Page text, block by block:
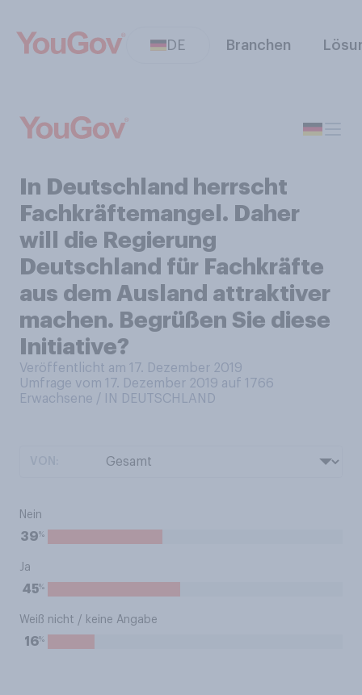
DE Branchen
In Deutschland herrscht
Fachkräftemangel. Daher
will die Regierung
Deutschland für Fachkräfte
aus dem Ausland attraktiver
machen. Begrüßen Sie diese
Initiative?
Veröffentlicht am 17. Dezember 2019
Umfrage vom 17. Dezember 2019 auf 1766
Erwachsene / IN DEUTSCHLAND
Nein
39%
Ja
45%
Weiß nicht / keine Angabe
16%